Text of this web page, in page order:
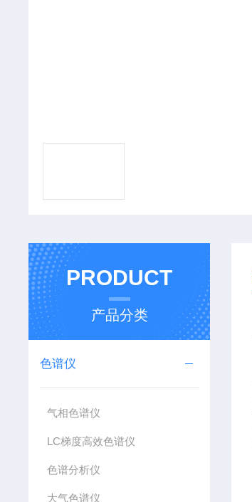
PRODUCT
产品分类
色谱仪
气相色谱仪
LC梯度高效色谱仪
色谱分析仪
大气色谱仪